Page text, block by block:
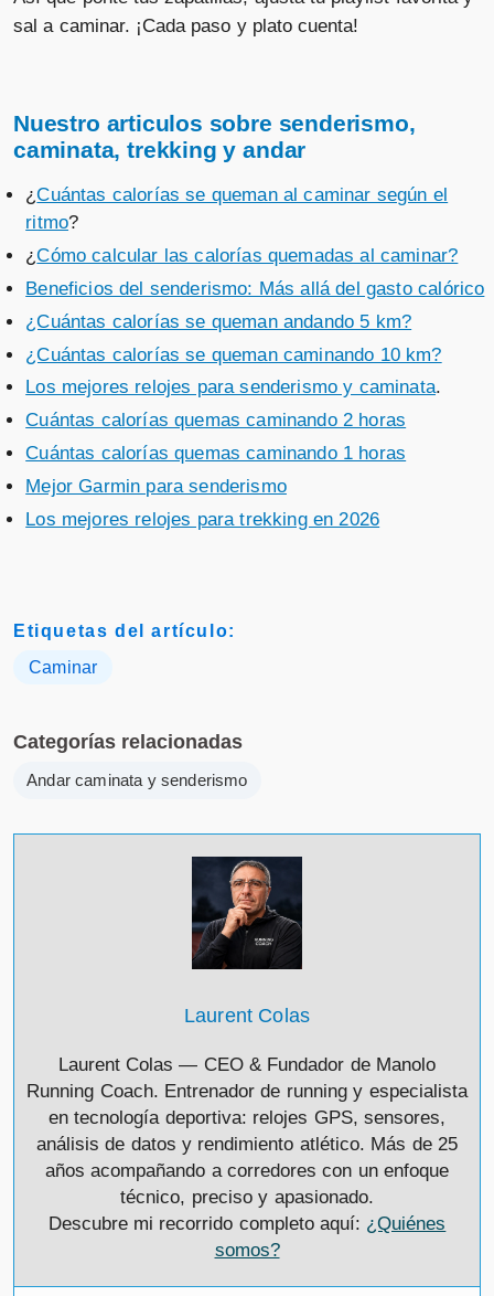
sal a caminar. ¡Cada paso y plato cuenta!
Nuestro articulos sobre senderismo,
caminata, trekking y andar
¿Cuántas calorías se queman al caminar según el
ritmo?
¿Cómo calcular las calorías quemadas al caminar?
Beneficios del senderismo: Más allá del gasto calórico
¿Cuántas calorías se queman andando 5 km?
¿Cuántas calorías se queman caminando 10 km?
Los mejores relojes para senderismo y caminata.
Cuántas calorías quemas caminando 2 horas
Cuántas calorías quemas caminando 1 horas
Mejor Garmin para senderismo
Los mejores relojes para trekking en 2026
Etiquetas del artículo:
Caminar
Categorías relacionadas
Andar caminata y senderismo
Laurent Colas
Laurent Colas — CEO & Fundador de Manolo
Running Coach. Entrenador de running y especialista
en tecnología deportiva: relojes GPS, sensores,
análisis de datos y rendimiento atlético. Más de 25
años acompañando a corredores con un enfoque
técnico, preciso y apasionado.
Descubre mi recorrido completo aquí: ¿Quiénes
somos?